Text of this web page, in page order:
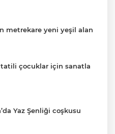
metrekare yeni yeşil alan
tatili çocuklar için sanatla
Yaz Şenliği coşkusu